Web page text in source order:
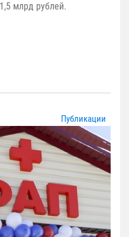
млрд рублей.
Публикации